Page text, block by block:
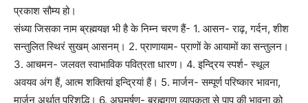
प्रकाश सौम्य हो।
संध्या जिसका नाम ब्रह्मयज्ञ भी है के निम्न चरण हैं- 1. आसन- राढ़, गर्दन, शीश
सन्तुलित स्थिरं सुखम् आसनम्। 2. प्राणायाम- प्राणों के आयामों का सन्तुलन।
3. आचमन- जलवत स्वाभाविक पवित्रता धारण। 4. इन्द्रिय स्पर्श- स्थूल
अवयव अंग हैं, आत्म शक्तियां इन्द्रियां हैं। 5. मार्जन- सम्पूर्ण परिष्कार भावना,
मार्जन अर्थात् परिशुद्धि। 6. अघमर्षण- ब्रह्मगुण व्यापकता से पाप की भावना को